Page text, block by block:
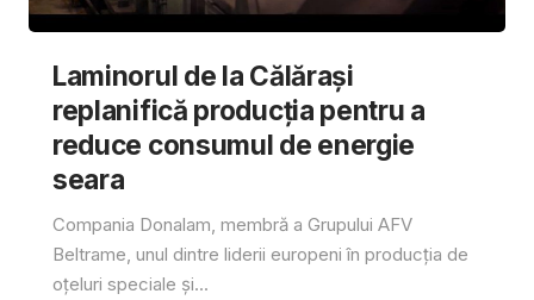
Laminorul de la Călărași
replanifică producția pentru a
reduce consumul de energie
seara
Compania Donalam, membră a Grupului AFV
Beltrame, unul dintre liderii europeni în producția de
oțeluri speciale și...